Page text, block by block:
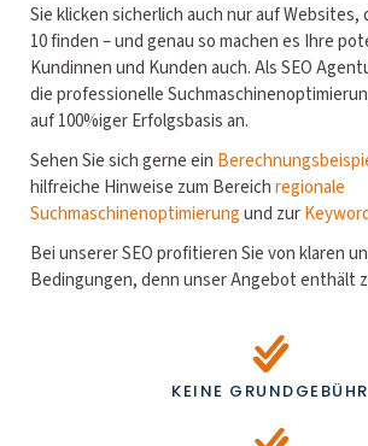
Sie klicken sicherlich auch nur auf Websites,
10 finden – und genau so machen es Ihre
Kundinnen und Kunden auch. Als SEO
die professionelle
auf 100%iger Erfolgsbasis an.
Sehen Sie sich gerne ein
hilfreiche Hinweise zum Bereichregionale
Suchmaschinenoptimierungund zur
Bei unserer SEO profitieren Sie von klaren
Bedingungen, denn unser Angebot enthält
KEINE GRUNDGEBÜHR